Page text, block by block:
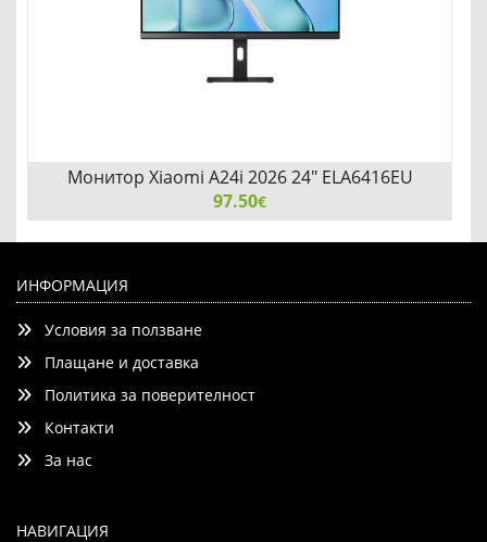
Монитор Xiaomi A24i 2026 24" ELA6416EU
97.50€
ИНФОРМАЦИЯ
Условия за ползване
Плащане и доставка
Политика за поверителност
Контакти
За нас
НАВИГАЦИЯ